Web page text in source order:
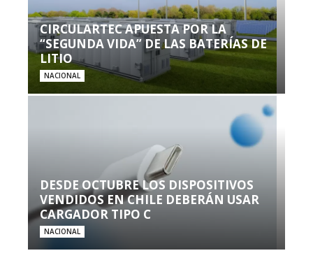
CIRCULARTEC APUESTA POR LA
“SEGUNDA VIDA” DE LAS BATERÍAS DE
LITIO
NACIONAL
DESDE OCTUBRE LOS DISPOSITIVOS
VENDIDOS EN CHILE DEBERÁN USAR
CARGADOR TIPO C
NACIONAL